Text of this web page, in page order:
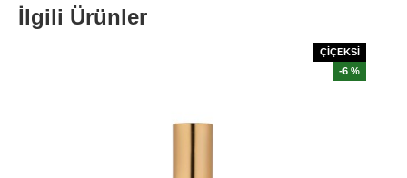
İlgili Ürünler
ÇİÇEKSİ
-6 %